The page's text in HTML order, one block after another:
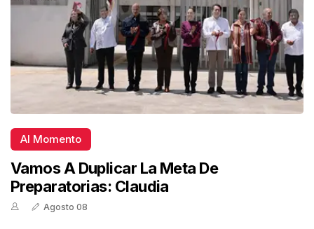
Al Momento
Vamos A Duplicar La Meta De
Preparatorias: Claudia
Agosto 08